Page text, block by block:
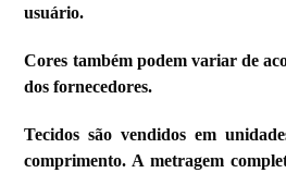
usuário.
Cores também podem variar de
dos fornecedores.
Tecidos são vendidos em
comprimento. A metragem